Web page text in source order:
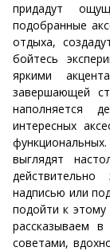
придадут
подобранные
отдыха,
бойтесь
яркими
завершающей
наполняется
интересных
выглядят
надписью или
подойти к
рассказываем
советами,